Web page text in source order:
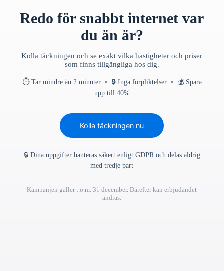
Redo för snabbt internet var
du än är?
Kolla täckningen och se exakt vilka hastigheter och priser
som finns tillgängliga hos dig.
⏱ Tar mindre än 2 minuter • 🔒 Inga förpliktelser • 💰 Spara
upp till 40%
Kolla täckningen nu
🔒 Dina uppgifter hanteras säkert enligt GDPR och delas aldrig
med tredje part
Kampanjen gäller t.o.m. 31 december. Därefter kan erbjudandet
ändras.